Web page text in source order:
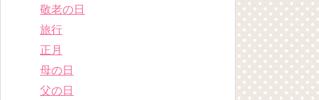
敬老の日
旅行
正月
母の日
父の日